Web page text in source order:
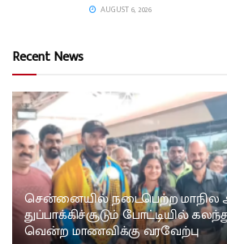
AUGUST 6, 2026
Recent News
சென்னையில் நடைபெற்ற மாநில
துப்பாக்கிச்சூடும் போட்டியில்
வென்ற மாணவிக்கு வரவேற்பு